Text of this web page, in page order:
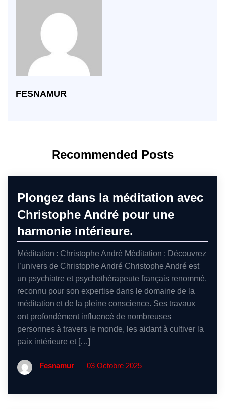
FESNAMUR
Recommended Posts
Plongez dans la méditation avec
Christophe André pour une
harmonie intérieure.
Méditation : Christophe André Méditation : Découvrez
l’univers de Christophe André Christophe André est
un psychiatre et psychothérapeute français renommé,
reconnu pour son expertise dans le domaine de la
méditation et de la pleine conscience. Ses travaux
ont profondément influencé de nombreuses
personnes à travers le monde, les aidant à cultiver la
paix intérieure et […]
Fesnamur 03 Octobre 2025